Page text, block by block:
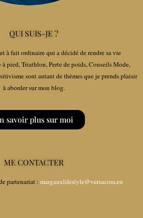
QUI SUIS-JE ?
à fait ordinaire qui a décidé de rendre sa vie
pied, Triathlon, Perte de poids, Conseils Mode,
sont autant de thèmes que je prends plaisir
à aborder sur mon blog.
savoir plus sur moi
ME CONTACTER
partenariat : margauxlifestyle@versacom.eu